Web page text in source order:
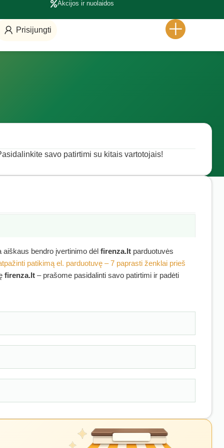
Akcijos ir nuolaidos
Prisijungti
savo patirtimi su kitais vartotojais!
aiškaus bendro įvertinimo dėl firenza.lt parduotuvės
patikimą el. parduotuvę – 7 paprasti ženklai prieš
firenza.lt – prašome pasidalinti savo patirtimi ir padėti